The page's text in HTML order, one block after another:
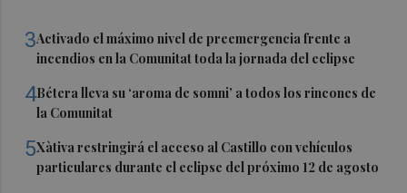
3Activado el máximo nivel de preemergencia frente a
incendios en la Comunitat toda la jornada del eclipse
4Bétera lleva su ‘aroma de somni’ a todos los rincones de
la Comunitat
5Xàtiva restringirá el acceso al Castillo con vehículos
particulares durante el eclipse del próximo 12 de agosto